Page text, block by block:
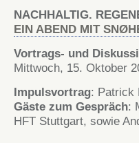
NACHHALTIG.
EIN ABEND MIT
Vortrags- und
Mittwoch, 15. Oktober
Impulsvortrag: Patrick
Gäste zum Gespräch:
HFT Stuttgart, sowie